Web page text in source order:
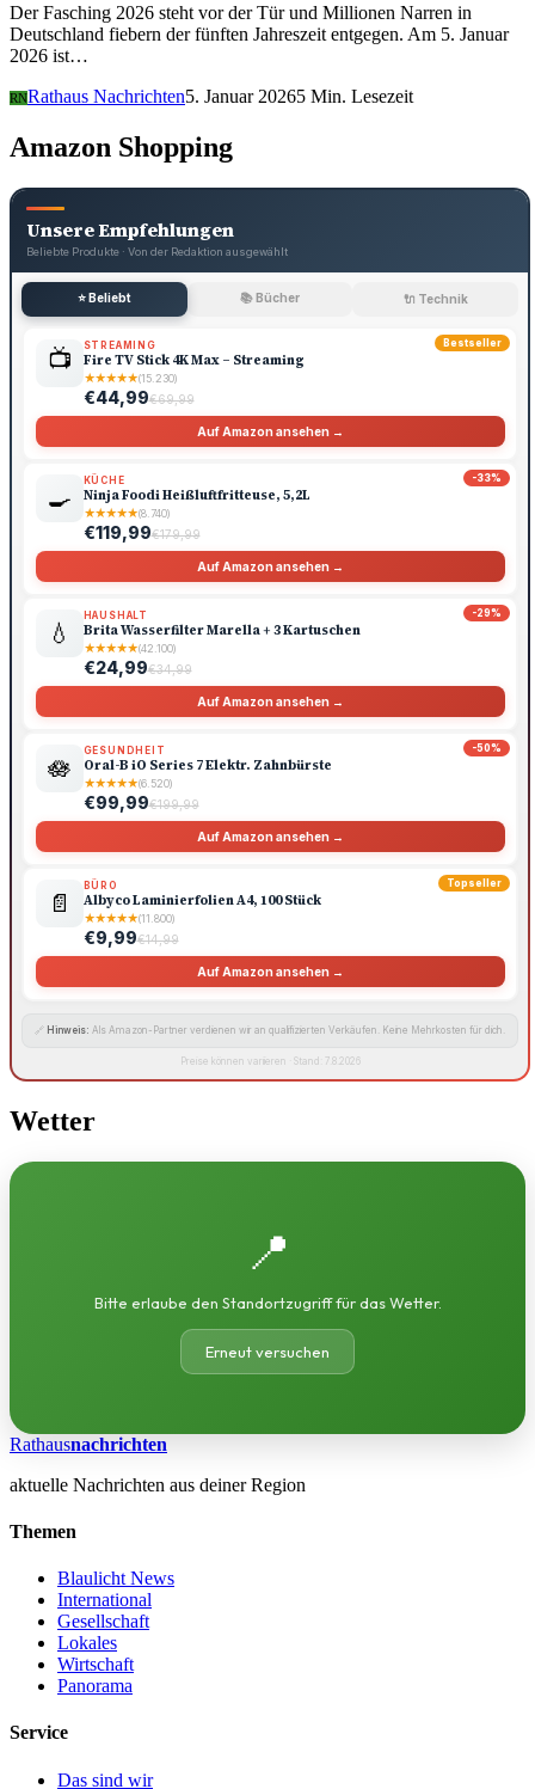
Der Fasching 2026 steht vor der Tür und Millionen Narren in
Deutschland fiebern der fünften Jahreszeit entgegen. Am 5. Januar
2026 ist…
RNRathaus Nachrichten5. Januar 20265 Min. Lesezeit
Amazon Shopping
Unsere Empfehlungen
Beliebte Produkte · Von der Redaktion ausgewählt
⭐ Beliebt 📚 Bücher 🔌 Technik
Bestseller
📺 STREAMING
Fire TV Stick 4K Max – Streaming
★★★★★(15.230)
€44,99€69,99
Auf Amazon ansehen →
-33%
🍳
KÜCHE
Ninja Foodi Heißluftfritteuse, 5,2L
★★★★★(8.740)
€119,99€179,99
Auf Amazon ansehen →
-29%
💧
HAUSHALT
Brita Wasserfilter Marella + 3 Kartuschen
★★★★★(42.100)
€24,99€34,99
Auf Amazon ansehen →
-50%
🪷
GESUNDHEIT
Oral-B iO Series 7 Elektr. Zahnbürste
★★★★★(6.520)
€99,99€199,99
Auf Amazon ansehen →
Topseller
📄
BÜRO
Albyco Laminierfolien A4, 100 Stück
★★★★★(11.800)
€9,99€14,99
Auf Amazon ansehen →
🔗 Hinweis: Als Amazon-Partner verdienen wir an qualifizierten Verkäufen. Keine Mehrkosten für dich.
Preise können variieren · Stand: 7.8.2026
Wetter
📍
Bitte erlaube den Standortzugriff für das Wetter.
Erneut versuchen
Rathausnachrichten
aktuelle Nachrichten aus deiner Region
Themen
Blaulicht News
International
Gesellschaft
Lokales
Wirtschaft
Panorama
Service
Das sind wir